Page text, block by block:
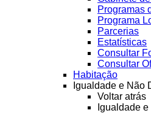
Programas
Programa
Parcerias
Estatísticas
Consultar
Consultar
Habitação
Igualdade e Não
Voltar atrás
Igualdade